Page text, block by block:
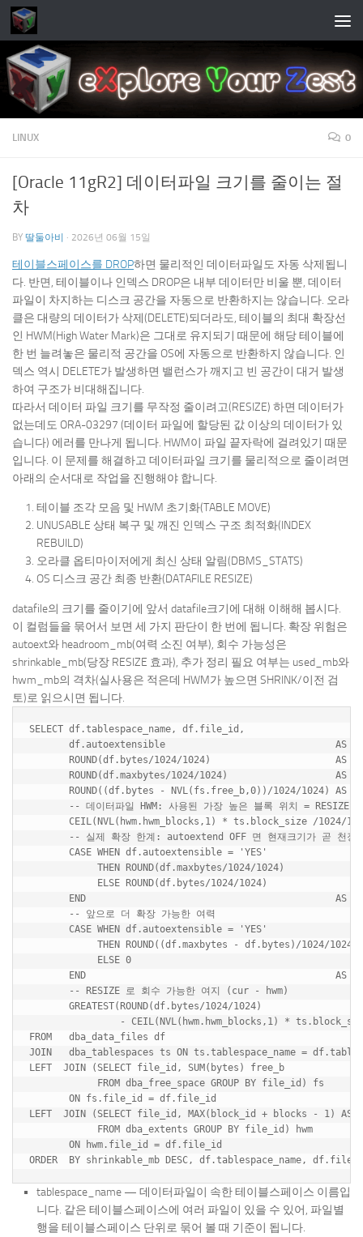
Skip to content
LINUX 0
[Oracle 11gR2] 데이터파일 크기를 줄이는 절
차
BY 딸둘아비 · 2026년 06월 15일
테이블스페이스를 DROP하면 물리적인 데이터파일도 자동 삭제됩니
다. 반면, 테이블이나 인덱스 DROP은 내부 데이터만 비울 뿐, 데이터
파일이 차지하는 디스크 공간을 자동으로 반환하지는 않습니다. 오라
클은 대량의 데이터가 삭제(DELETE)되더라도, 테이블의 최대 확장선
인 HWM(High Water Mark)은 그대로 유지되기 때문에 해당 테이블에
한 번 늘려놓은 물리적 공간을 OS에 자동으로 반환하지 않습니다. 인
덱스 역시 DELETE가 발생하면 밸런스가 깨지고 빈 공간이 대거 발생
하여 구조가 비대해집니다.
따라서 데이터 파일 크기를 무작정 줄이려고(RESIZE) 하면 데이터가
없는데도 ORA-03297 (데이터 파일에 할당된 값 이상의 데이터가 있
습니다) 에러를 만나게 됩니다. HWM이 파일 끝자락에 걸려있기 때문
입니다. 이 문제를 해결하고 데이터파일 크기를 물리적으로 줄이려면
아래의 순서대로 작업을 진행해야 합니다.
테이블 조각 모음 및 HWM 초기화(TABLE MOVE)
UNUSABLE 상태 복구 및 깨진 인덱스 구조 최적화(INDEX
REBUILD)
오라클 옵티마이저에게 최신 상태 알림(DBMS_STATS)
OS 디스크 공간 최종 반환(DATAFILE RESIZE)
datafile의 크기를 줄이기에 앞서 datafile크기에 대해 이해해 봅시다.
이 컬럼들을 묶어서 보면 세 가지 판단이 한 번에 됩니다. 확장 위험은
autoext와 headroom_mb(여력 소진 여부), 회수 가능성은
shrinkable_mb(당장 RESIZE 효과), 추가 정리 필요 여부는 used_mb와
hwm_mb의 격차(실사용은 적은데 HWM가 높으면 SHRINK/이전 검
토)로 읽으시면 됩니다.
SELECT df.tablespace_name, df.file_id,
df.autoextensible                              AS
ROUND(df.bytes/1024/1024)                      AS
ROUND(df.maxbytes/1024/1024)                   AS
ROUND((df.bytes - NVL(fs.free_b,0))/1024/1024) AS
-- 데이터파일 HWM: 사용된 가장 높은 블록 위치 = RESIZE
CEIL(NVL(hwm.hwm_blocks,1) * ts.block_size /1024/
       -- 실제 확장 한계: autoextend OFF 면 현재크기가 곧 천장
       CASE WHEN df.autoextensible = 'YES'
            THEN ROUND(df.maxbytes/1024/1024)
            ELSE ROUND(df.bytes/1024/1024)
END                                            AS
       -- 앞으로 더 확장 가능한 여력
       CASE WHEN df.autoextensible = 'YES'
            THEN ROUND((df.maxbytes - df.bytes)/1024/1024)
            ELSE 0
END                                            AS
       -- RESIZE 로 회수 가능한 여지 (cur - hwm)
       GREATEST(ROUND(df.bytes/1024/1024)
- CEIL(NVL(hwm.hwm_blocks,1) *
FROM   dba_data_files df
JOIN   dba_tablespaces ts ON ts.tablespace_name =
LEFT  JOIN (SELECT file_id, SUM(bytes) free_b
            FROM dba_free_space GROUP BY file_id) fs
       ON fs.file_id = df.file_id
LEFT  JOIN (SELECT file_id, MAX(block_id + blocks - 1) AS
            FROM dba_extents GROUP BY file_id) hwm
       ON hwm.file_id = df.file_id
tablespace_name — 데이터파일이 속한 테이블스페이스 이름입
니다. 같은 테이블스페이스에 여러 파일이 있을 수 있어, 파일별
행을 테이블스페이스 단위로 묶어 볼 때 기준이 됩니다.